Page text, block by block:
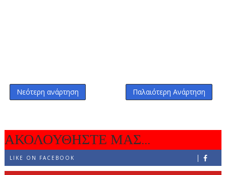
Νεότερη ανάρτηση Παλαιότερη Ανάρτηση
ΑΚΟΛΟΥΘΗΣΤΕ ΜΑΣ...
LIKE ON FACEBOOK